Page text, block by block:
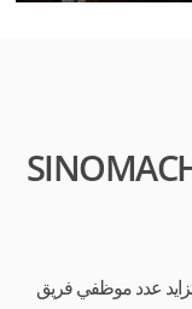
عدد موظفي فريق